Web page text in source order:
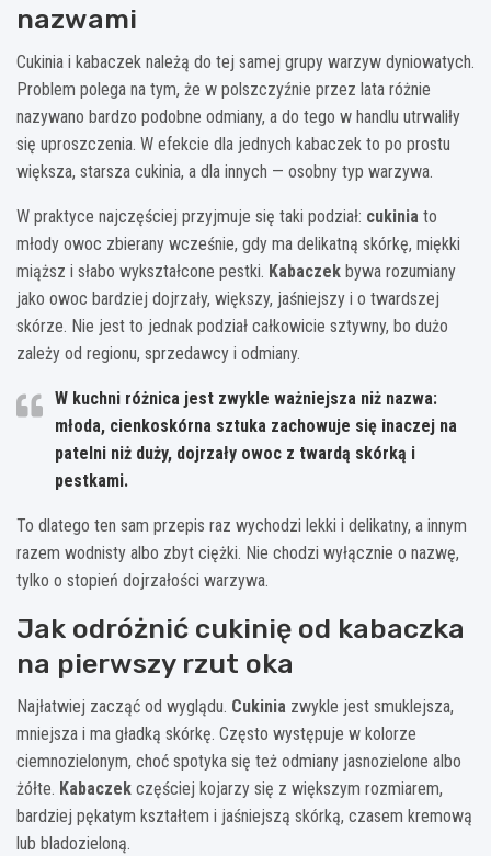
nazwami
Cukinia i kabaczek należą do tej samej grupy warzyw dyniowatych.
Problem polega na tym, że w polszczyźnie przez lata różnie
nazywano bardzo podobne odmiany, a do tego w handlu utrwaliły
się uproszczenia. W efekcie dla jednych kabaczek to po prostu
większa, starsza cukinia, a dla innych — osobny typ warzywa.
W praktyce najczęściej przyjmuje się taki podział: cukinia to
młody owoc zbierany wcześnie, gdy ma delikatną skórkę, miękki
miąższ i słabo wykształcone pestki. Kabaczek bywa rozumiany
jako owoc bardziej dojrzały, większy, jaśniejszy i o twardszej
skórze. Nie jest to jednak podział całkowicie sztywny, bo dużo
zależy od regionu, sprzedawcy i odmiany.
W kuchni różnica jest zwykle ważniejsza niż nazwa:
młoda, cienkoskórna sztuka zachowuje się inaczej na
patelni niż duży, dojrzały owoc z twardą skórką i
pestkami.
To dlatego ten sam przepis raz wychodzi lekki i delikatny, a innym
razem wodnisty albo zbyt ciężki. Nie chodzi wyłącznie o nazwę,
tylko o stopień dojrzałości warzywa.
Jak odróżnić cukinię od kabaczka
na pierwszy rzut oka
Najłatwiej zacząć od wyglądu. Cukinia zwykle jest smuklejsza,
mniejsza i ma gładką skórkę. Często występuje w kolorze
ciemnozielonym, choć spotyka się też odmiany jasnozielone albo
żółte. Kabaczek częściej kojarzy się z większym rozmiarem,
bardziej pękatym kształtem i jaśniejszą skórką, czasem kremową
lub bladozieloną.